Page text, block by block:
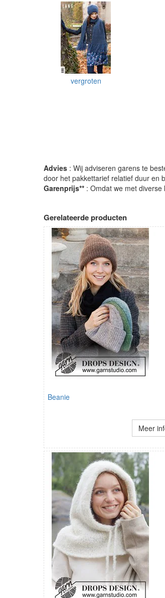
vergroten
Advies : Wij adviseren garens te
door het pakkettarief relatief duur en
Garenprijs** : Omdat we met
Gerelateerde producten
Beanie
Meer